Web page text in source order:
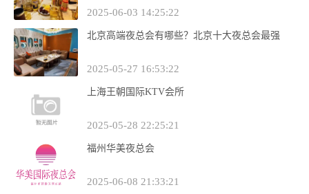
2025-06-03 14:25:22
北京高端夜总会有哪些？北京十大夜总会最强
2025-05-27 16:53:22
上海王朝国际KTV会所
2025-05-28 22:25:21
福州华美夜总会
2025-06-08 21:33:21